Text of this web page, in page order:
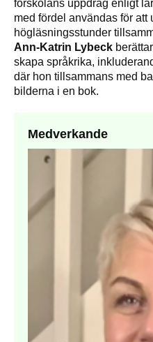
förskolans uppdrag enligt
med fördel användas för
högläsningsstunder
Ann-Katrin Lybeck
skapa språkrika,
där hon tillsammans med
bilderna i en bok.
Medverkande